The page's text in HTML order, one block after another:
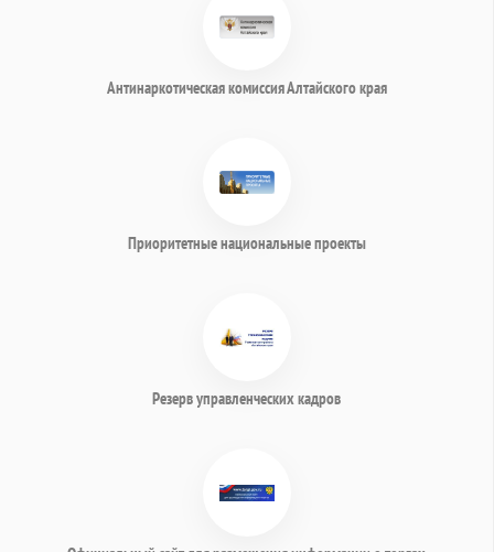
Антинаркотическая комиссия Алтайского края
Приоритетные национальные проекты
Резерв управленческих кадров